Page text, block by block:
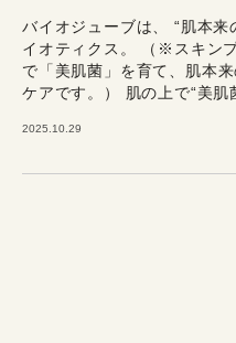
バイオジューブは、 “肌本
イオティクス。 （※スキン
で「美肌菌」を育て、肌本
ケアです。） 肌の上で“美
2025.10.29